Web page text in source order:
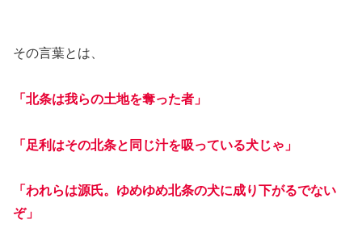
その言葉とは、
「北条は我らの土地を奪った者」
「足利はその北条と同じ汁を吸っている犬じゃ」
「われらは源氏。ゆめゆめ北条の犬に成り下がるでない
ぞ」